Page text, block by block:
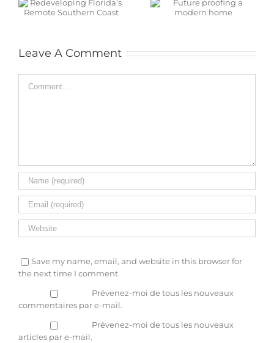
Future proofing a
Leave A Comment
Save my name, email, and website in this browser for
the next time I comment.
Prévenez-moi de tous les nouveaux
commentaires par e-mail.
Prévenez-moi de tous les nouveaux
articles par e-mail.